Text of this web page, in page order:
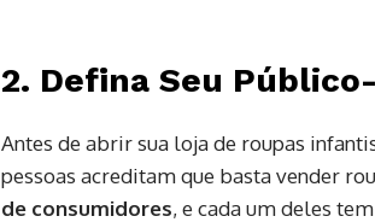
2. Defina Seu
Antes de abrir sua loja de roupas
pessoas acreditam que basta vender
de consumidores, e cada um deles